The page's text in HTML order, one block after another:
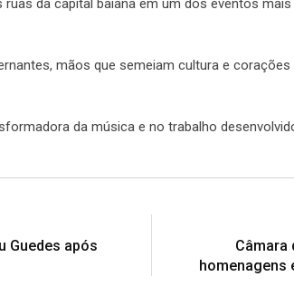
ruas da capital baiana em um dos eventos
mãos que semeiam cultura e
da música e no trabalho
Guedes após
Câmara
homenagens